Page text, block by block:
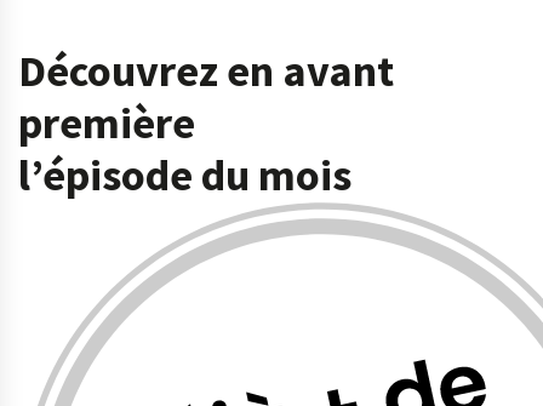
Découvrez en avant
première
l’épisode du mois